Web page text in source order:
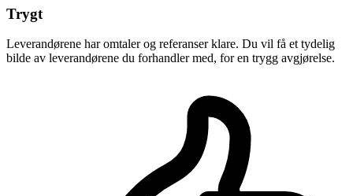
Trygt
Leverandørene har omtaler og referanser klare. Du vil få et tydelig
bilde av leverandørene du forhandler med, for en trygg avgjørelse.